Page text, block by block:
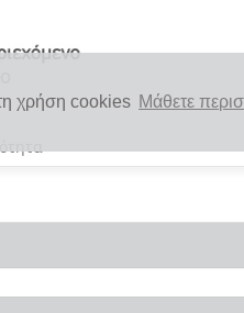
χρήση cookies Μάθετε